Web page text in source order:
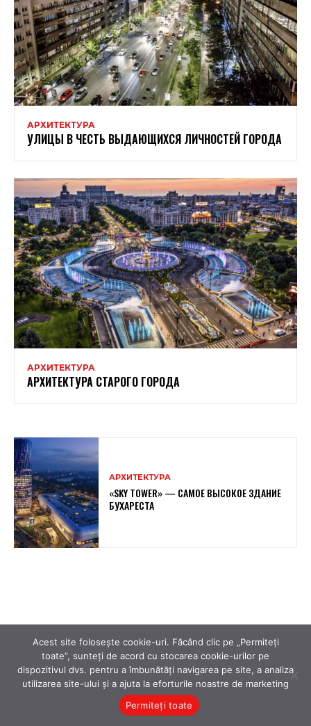
Acest site folosește cookie-uri. Făcând clic pe „Permiteți
toate”, sunteți de acord cu stocarea cookie-urilor pe
dispozitivul dvs. pentru a îmbunătăți navigarea pe site, a analiza
utilizarea site-ului și a ajuta la eforturile noastre de marketing
Permiteți toate